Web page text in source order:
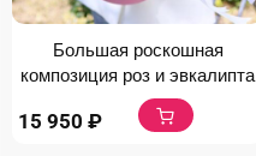
Большая роскошная
композиция роз и эвкалипта
15 950 ₽